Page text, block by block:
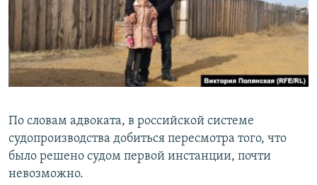
По словам адвоката, в российской системе
судопроизводства добиться пересмотра того, что
было решено судом первой инстанции, почти
невозможно.